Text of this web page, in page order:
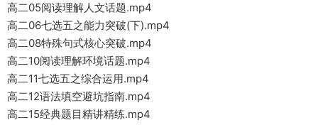
高二05阅读理解人文话题.mp4
高二06七选五之能力突破(下).mp4
高二08特殊句式核心突破.mp4
高二10阅读理解环境话题.mp4
高二11七选五之综合运用.mp4
高二12语法填空避坑指南.mp4
高二15经典题目精讲精练.mp4